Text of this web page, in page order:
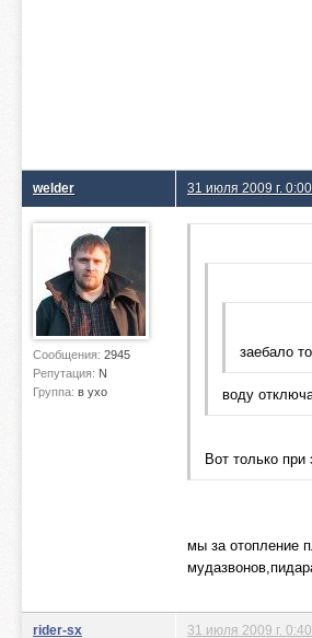
welder
Сообщения: 2945
Репутация: N
Группа: в ухо
31 июля 2009 г. 0:00
заебало
воду
Вот только
мы за отопление
rider-sx 31 июля 2009 г. 0:40